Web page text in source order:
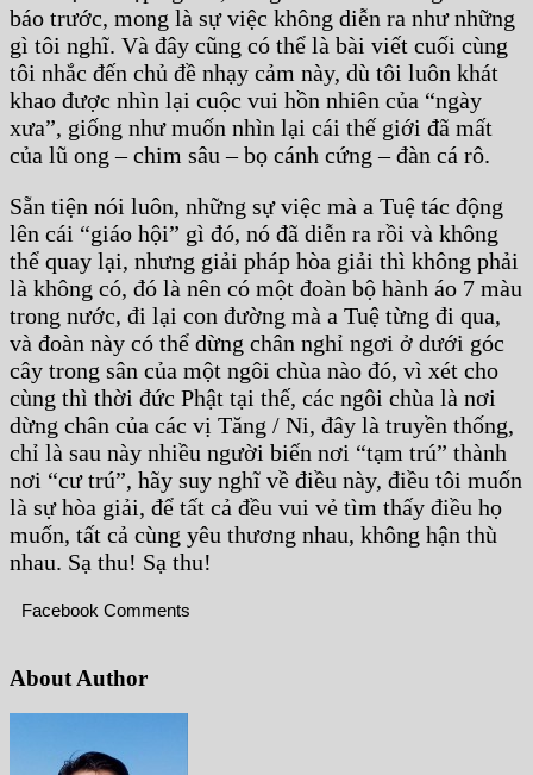
báo trước, mong là sự việc không diễn ra như những
gì tôi nghĩ. Và đây cũng có thể là bài viết cuối cùng
tôi nhắc đến chủ đề nhạy cảm này, dù tôi luôn khát
khao được nhìn lại cuộc vui hồn nhiên của “ngày
xưa”, giống như muốn nhìn lại cái thế giới đã mất
của lũ ong – chim sâu – bọ cánh cứng – đàn cá rô.
Sẵn tiện nói luôn, những sự việc mà a Tuệ tác động
lên cái “giáo hội” gì đó, nó đã diễn ra rồi và không
thể quay lại, nhưng giải pháp hòa giải thì không phải
là không có, đó là nên có một đoàn bộ hành áo 7 màu
trong nước, đi lại con đường mà a Tuệ từng đi qua,
và đoàn này có thể dừng chân nghỉ ngơi ở dưới góc
cây trong sân của một ngôi chùa nào đó, vì xét cho
cùng thì thời đức Phật tại thế, các ngôi chùa là nơi
dừng chân của các vị Tăng / Ni, đây là truyền thống,
chỉ là sau này nhiều người biến nơi “tạm trú” thành
nơi “cư trú”, hãy suy nghĩ về điều này, điều tôi muốn
là sự hòa giải, để tất cả đều vui vẻ tìm thấy điều họ
muốn, tất cả cùng yêu thương nhau, không hận thù
nhau. Sạ thu! Sạ thu!
Facebook Comments
About Author